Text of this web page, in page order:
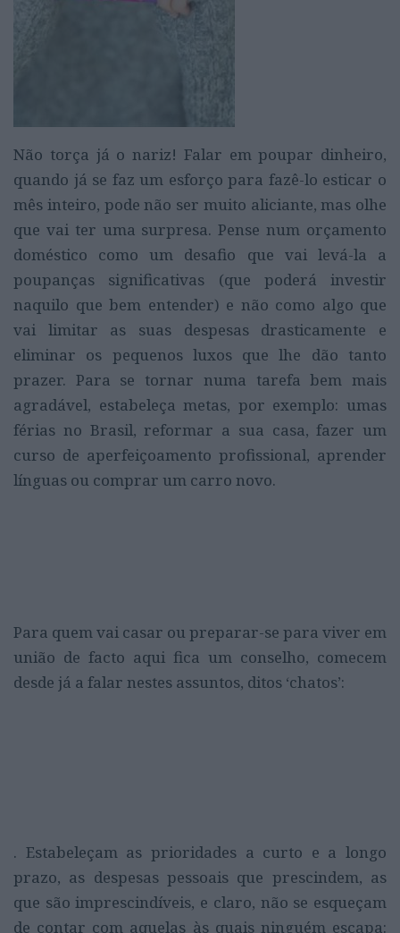
Não torça já o nariz! Falar em poupar dinheiro,
quando já se faz um esforço para fazê-lo esticar o
mês inteiro, pode não ser muito aliciante, mas olhe
que vai ter uma surpresa. Pense num orçamento
doméstico como um desafio que vai levá-la a
poupanças significativas (que poderá investir
naquilo que bem entender) e não como algo que
vai limitar as suas despesas drasticamente e
eliminar os pequenos luxos que lhe dão tanto
prazer. Para se tornar numa tarefa bem mais
agradável, estabeleça metas, por exemplo: umas
férias no Brasil, reformar a sua casa, fazer um
curso de aperfeiçoamento profissional, aprender
línguas ou comprar um carro novo.
Para quem vai casar ou preparar-se para viver em
união de facto aqui fica um conselho, comecem
desde já a falar nestes assuntos, ditos ‘chatos’:
. Estabeleçam as prioridades a curto e a longo
prazo, as despesas pessoais que prescindem, as
que são imprescindíveis, e claro, não se esqueçam
de contar com aquelas às quais ninguém escapa: